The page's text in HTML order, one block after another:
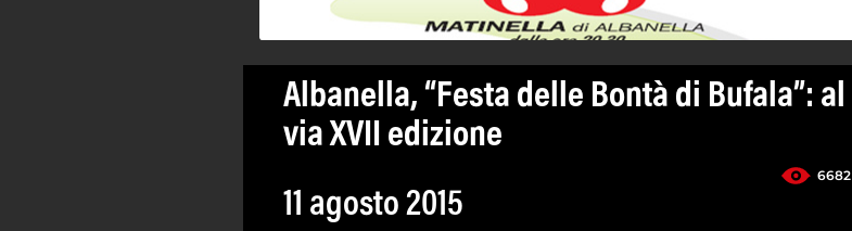
Albanella, “Festa delle Bontà di Bufala”: al
via XVII edizione
6682
11 agosto 2015